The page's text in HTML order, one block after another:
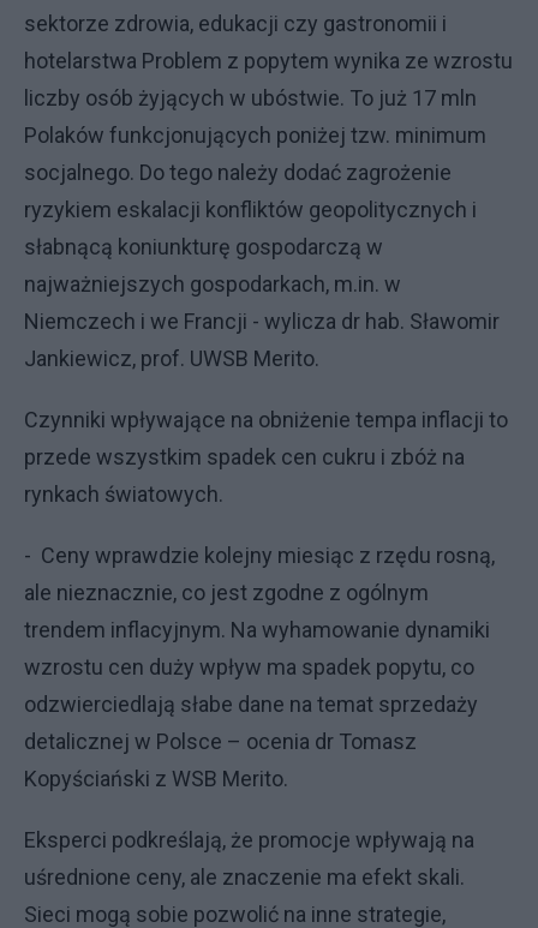
sektorze zdrowia, edukacji czy gastronomii i
hotelarstwa Problem z popytem wynika ze wzrostu
liczby osób żyjących w ubóstwie. To już 17 mln
Polaków funkcjonujących poniżej tzw. minimum
socjalnego. Do tego należy dodać zagrożenie
ryzykiem eskalacji konfliktów geopolitycznych i
słabnącą koniunkturę gospodarczą w
najważniejszych gospodarkach, m.in. w
Niemczech i we Francji - wylicza dr hab. Sławomir
Jankiewicz, prof. UWSB Merito.
Czynniki wpływające na obniżenie tempa inflacji to
przede wszystkim spadek cen cukru i zbóż na
rynkach światowych.
- Ceny wprawdzie kolejny miesiąc z rzędu rosną,
ale nieznacznie, co jest zgodne z ogólnym
trendem inflacyjnym. Na wyhamowanie dynamiki
wzrostu cen duży wpływ ma spadek popytu, co
odzwierciedlają słabe dane na temat sprzedaży
detalicznej w Polsce – ocenia dr Tomasz
Kopyściański z WSB Merito.
Eksperci podkreślają, że promocje wpływają na
uśrednione ceny, ale znaczenie ma efekt skali.
Sieci mogą sobie pozwolić na inne strategie,